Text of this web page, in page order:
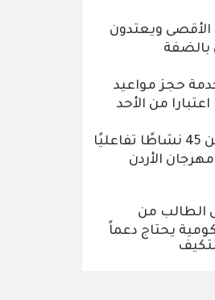
ويعتدون
بالضفة
حجز مواعيد
من الأحد
متحف الأطفال: أكثر من 45 نشاطًا تفاعليًا
الأردن
الطالب من
يحتاج دعماً